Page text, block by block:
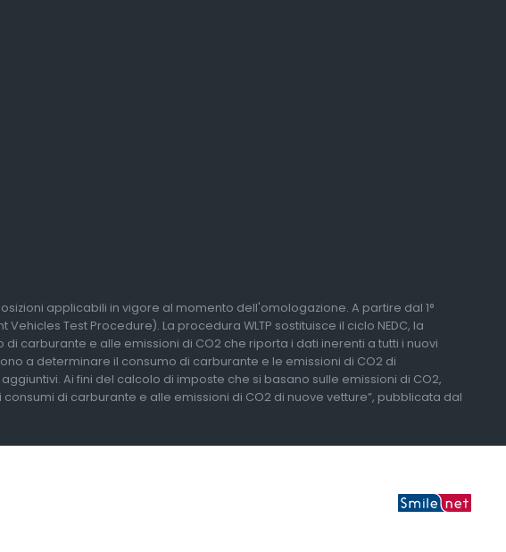
applicabili in vigore al momento dell'omologazione. A partire dal 1°
Test Procedure). La procedura WLTP sostituisce il ciclo NEDC, la
carburante e alle emissioni di CO2 che riporta i dati inerenti a tutti i nuovi
a determinare il consumo di carburante e le emissioni di CO2 di
Ai fini del calcolo di imposte che si basano sulle emissioni di CO2,
di carburante e alle emissioni di CO2 di nuove vetture”, pubblicata dal